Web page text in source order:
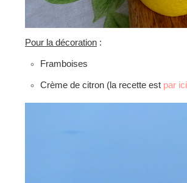
Pour la décoration :
Framboises
Crème de citron (la recette est par ici